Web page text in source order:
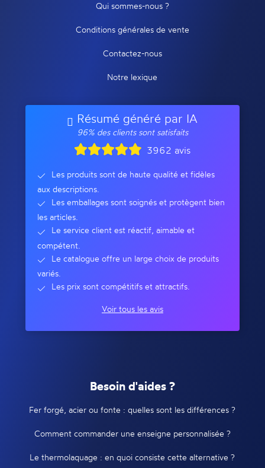
Qui sommes-nous ?
Conditions générales de vente
Contactez-nous
Notre lexique
Résumé généré par IA
96% des clients sont satisfaits
3962 avis
Les produits sont de haute qualité et fidèles
aux descriptions.
Les emballages sont soignés et protègent bien
les articles.
Le service client est réactif, aimable et
compétent.
Le catalogue offre un large choix de produits
variés.
Les prix sont compétitifs et attractifs.
Voir tous les avis
Besoin d'aides ?
Fer forgé, acier ou fonte : quelles sont les différences ?
Comment commander une enseigne personnalisée ?
Le thermolaquage : en quoi consiste cette alternative ?